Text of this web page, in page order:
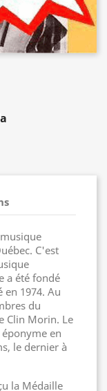
C'est
a été fondé
en 1974. Au
du
Clin Morin. Le
en
le dernier à
la Médaille